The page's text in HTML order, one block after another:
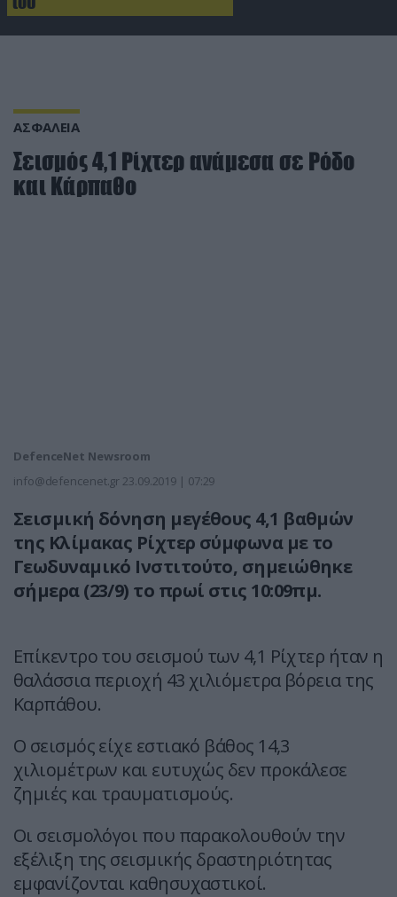
ΑΣΦΑΛΕΙΑ
Σεισμός 4,1 Ρίχτερ ανάμεσα σε Ρόδο
και Κάρπαθο
DefenceNet Newsroom
info@defencenet.gr 23.09.2019 | 07:29
Σεισμική δόνηση μεγέθους 4,1 βαθμών
της Κλίμακας Ρίχτερ σύμφωνα με το
Γεωδυναμικό Ινστιτούτο, σημειώθηκε
σήμερα (23/9) το πρωί στις 10:09πμ.
Επίκεντρο του σεισμού των 4,1 Ρίχτερ ήταν η
θαλάσσια περιοχή 43 χιλιόμετρα βόρεια της
Καρπάθου.
Ο σεισμός είχε εστιακό βάθος 14,3
χιλιομέτρων και ευτυχώς δεν προκάλεσε
ζημιές και τραυματισμούς.
Οι σεισμολόγοι που παρακολουθούν την
εξέλιξη της σεισμικής δραστηριότητας
εμφανίζονται καθησυχαστικοί.